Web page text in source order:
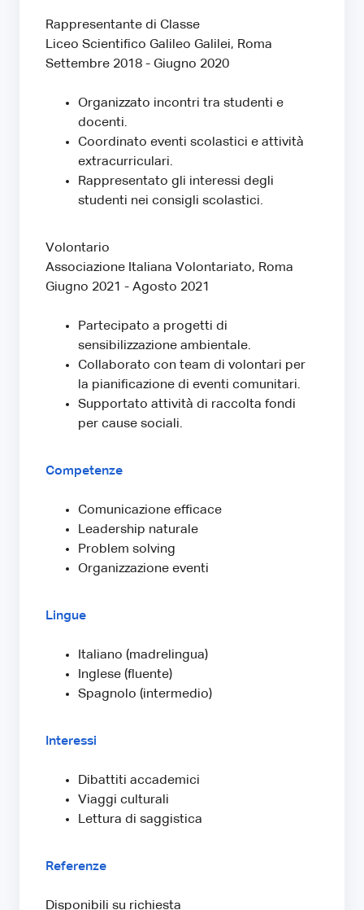
Rappresentante di Classe
Liceo Scientifico Galileo Galilei, Roma
Settembre 2018 - Giugno 2020
Organizzato incontri tra studenti e
docenti.
Coordinato eventi scolastici e attività
extracurriculari.
Rappresentato gli interessi degli
studenti nei consigli scolastici.
Volontario
Associazione Italiana Volontariato, Roma
Giugno 2021 - Agosto 2021
Partecipato a progetti di
sensibilizzazione ambientale.
Collaborato con team di volontari per
la pianificazione di eventi comunitari.
Supportato attività di raccolta fondi
per cause sociali.
Competenze
Comunicazione efficace
Leadership naturale
Problem solving
Organizzazione eventi
Lingue
Italiano (madrelingua)
Inglese (fluente)
Spagnolo (intermedio)
Interessi
Dibattiti accademici
Viaggi culturali
Lettura di saggistica
Referenze
Disponibili su richiesta